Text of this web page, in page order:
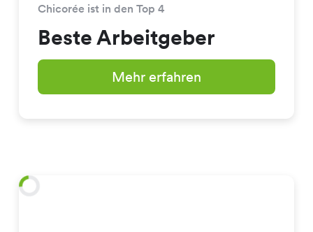
Chicorée ist in den Top 4
Beste Arbeitgeber
Mehr erfahren